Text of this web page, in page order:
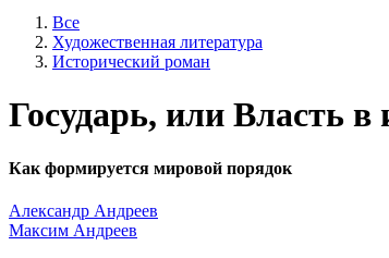
Все
Художественная литература
Исторический роман
Государь, или Власть в
Как формируется мировой порядок
Александр Андреев
Максим Андреев